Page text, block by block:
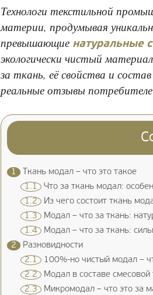
Технологи текстильной
материи, продумывая
превышающие натуральные
экологически чистый
за ткань, её свойства и
реальные отзывы
1
Ткань модал – что это такое
1.1 Что за ткань модал:
1.2 Из чего состоит ткань
1.3 Модал – что за ткань:
1.4 Модал – что за ткань:
2
Разновидности
2.1 100%-но чистый модал –
2.2 Модал в составе смесовой
2.3 Микромодал – что это за